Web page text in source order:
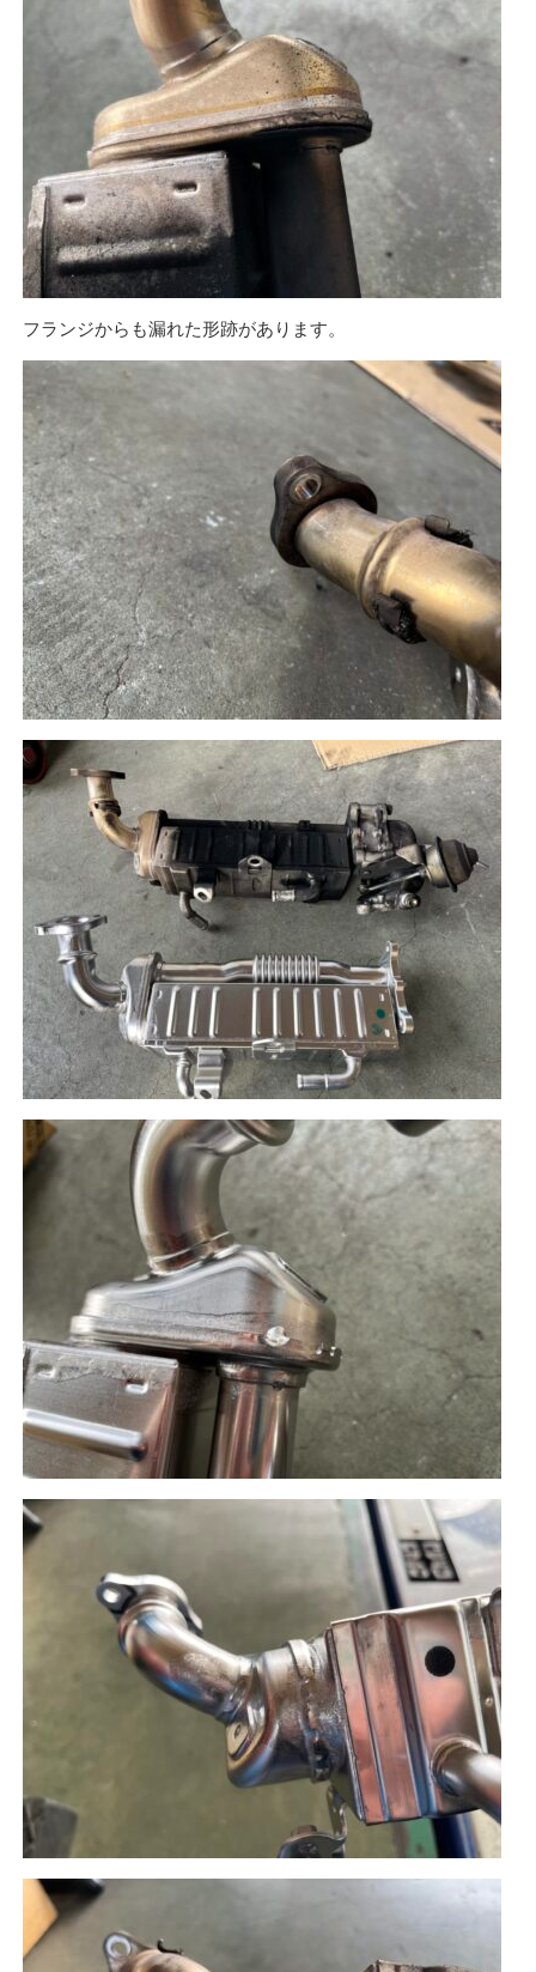
フランジからも漏れた形跡があります。